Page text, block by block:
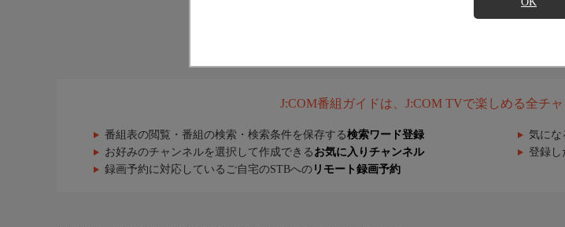
J:COM番組ガイドは、J:COM TVで楽しめる全チ
番組表の閲覧・番組の検索・検索条件を保存する検索ワード登録 気にな
お好みのチャンネルを選択して作成できる お気に入りチャンネル 登録し
録画予約に対応しているご自宅のSTBへの リモート録画予約